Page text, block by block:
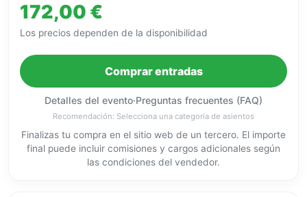
172,00 €
Los precios dependen de la disponibilidad
Comprar entradas
Detalles del evento·Preguntas frecuentes (FAQ)
Recomendación: Selecciona una categoría de asientos
Finalizas tu compra en el sitio web de un tercero. El importe
final puede incluir comisiones y cargos adicionales según
las condiciones del vendedor.